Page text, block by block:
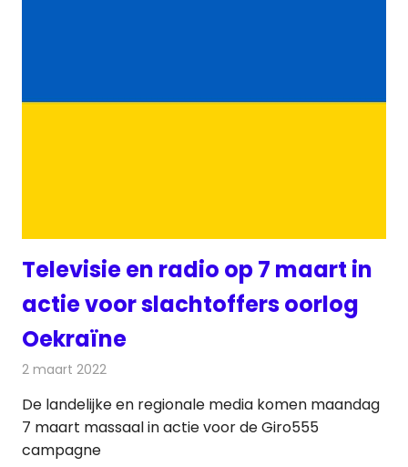
Televisie en radio op 7 maart in
actie voor slachtoffers oorlog
Oekraïne
2 maart 2022
De landelijke en regionale media komen maandag
7 maart massaal in actie voor de Giro555
campagne